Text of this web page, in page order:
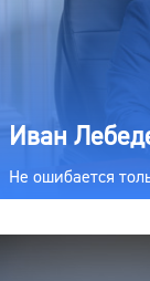
Иван
Не ошибается